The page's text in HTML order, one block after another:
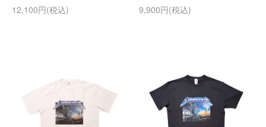
12,100円(税込)
9,900円(税込)